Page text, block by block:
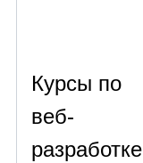
Курсы по
веб-
разработке